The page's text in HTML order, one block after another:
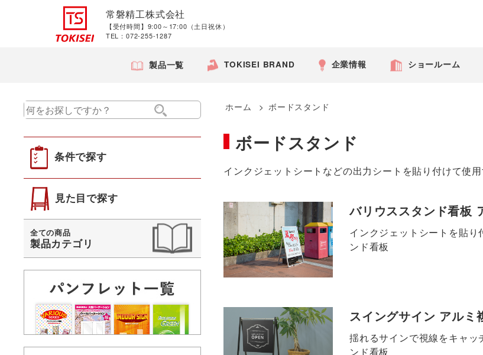
常磐精工株式会社
【受付時間】9:00～17:00（土日祝休）
TEL：072-255-1287
製品一覧 TOKISEI BRAND 企業情報 ショールーム
ホーム > ボードスタンド
ボードスタンド
インクジェットシートなどの出力シートを貼り付けて使
バリウススタンド看板
インクジェットシートを貼
ンド看板
スイングサイン アルミ
揺れるサインで視線をキャ
ンド看板
条件で探す
見た目で探す
全ての商品
製品カテゴリ